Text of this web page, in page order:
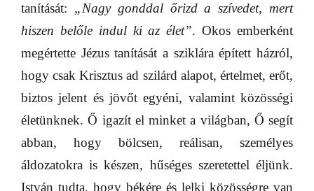
tanítását: „Nagy gonddal őrizd a szívedet, mert
hiszen belőle indul ki az élet”. Okos emberként
megértette Jézus tanítását a sziklára épített házról,
hogy csak Krisztus ad szilárd alapot, értelmet, erőt,
biztos jelent és jövőt egyéni, valamint közösségi
életünknek. Ő igazít el minket a világban, Ő segít
abban, hogy bölcsen, reálisan, személyes
áldozatokra is készen, hűséges szeretettel éljünk.
István tudta, hogy békére és lelki közösségre van